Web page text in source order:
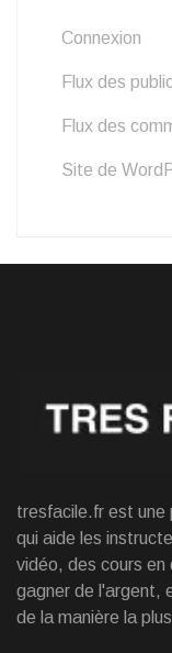
Connexion
Flux des
Flux des
Site de
tresfacile.fr est
qui aide les
vidéo, des cours
gagner de l'argent,
de la manière la